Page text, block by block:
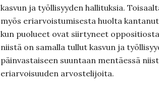
kasvun ja työllisyyden hallituksia.
myös eriarvoistumisesta huolta
kun puolueet ovat siirtyneet
niistä on samalla tullut kasvun ja
päinvastaiseen suuntaan mentäessä
eriarvoisuuden arvostelijoita.